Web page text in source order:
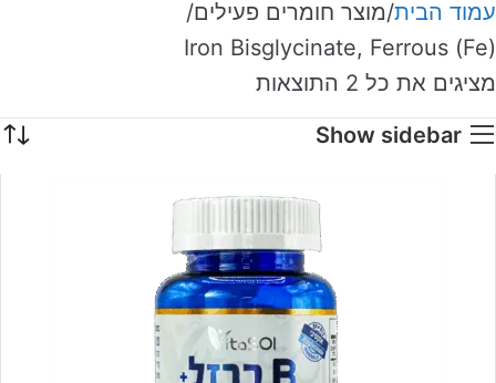
עמוד הבית מוצר חומרים פעילים
Iron Bisglycinate, Ferrous (Fe)
מציגים את כל ⁦2⁩ התוצאות
Show sidebar